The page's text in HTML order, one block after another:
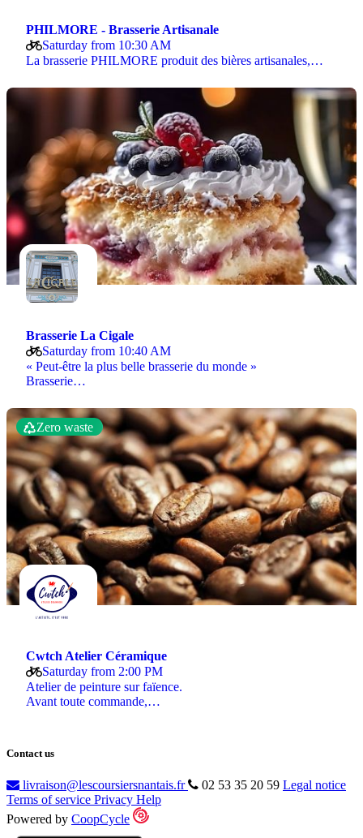
PHILMORE - Brasserie Artisanale
Saturday from 10:30 AM
La brasserie PHILMORE produit des bières artisanales,…
Brasserie La Cigale
Saturday from 10:40 AM
« Peut-être la plus belle brasserie du monde »
Brasserie…
Zero waste
Cwtch Atelier Céramique
Saturday from 2:00 PM
Atelier de peinture sur faïence.
Avant toute commande,…
Contact us
livraison@lescoursiersnantais.fr 02 53 35 20 59 Legal notice
Terms of service Privacy Help
Powered by CoopCycle